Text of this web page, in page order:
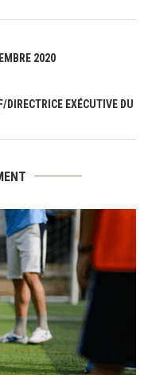
2020
DIRECTRICE EXÉCUTIVE DU